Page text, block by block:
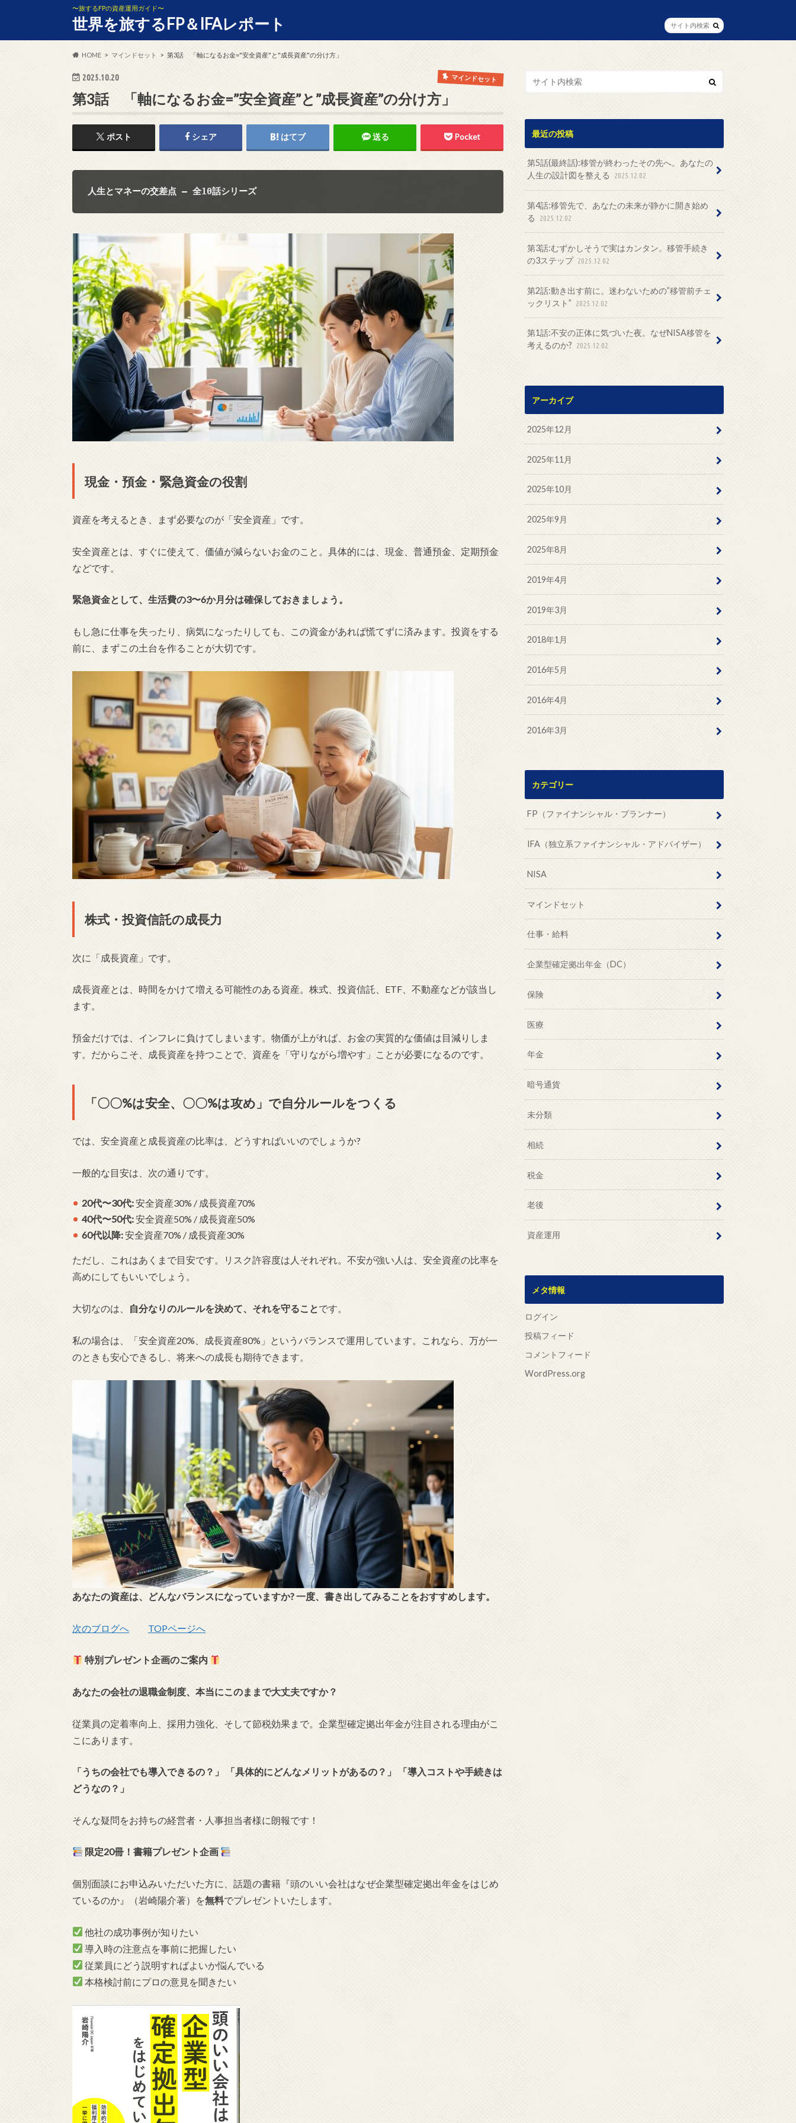
〜旅するFPの資産運用ガイド〜
世界を旅するFP＆IFAレポート
HOME マインドセット 第3話 「軸になるお金="安全資産"と"成長資産"の分け方」
2025.10.20 マインドセット
第3話 「軸になるお金=”安全資産”と”成長資産”の分け方」
ポスト シェア はてブ 送る Pocket
人生とマネーの交差点 ― 全10話シリーズ
現金・預金・緊急資金の役割
資産を考えるとき、まず必要なのが「安全資産」です。
安全資産とは、すぐに使えて、価値が減らないお金のこと。具体的には、現金、普通預金、定期預金
などです。
緊急資金として、生活費の3〜6か月分は確保しておきましょう。
もし急に仕事を失ったり、病気になったりしても、この資金があれば慌てずに済みます。投資をする
前に、まずこの土台を作ることが大切です。
株式・投資信託の成長力
次に「成長資産」です。
成長資産とは、時間をかけて増える可能性のある資産。株式、投資信託、ETF、不動産などが該当し
ます。
預金だけでは、インフレに負けてしまいます。物価が上がれば、お金の実質的な価値は目減りしま
す。だからこそ、成長資産を持つことで、資産を「守りながら増やす」ことが必要になるのです。
「〇〇%は安全、〇〇%は攻め」で自分ルールをつくる
では、安全資産と成長資産の比率は、どうすればいいのでしょうか?
一般的な目安は、次の通りです。
20代〜30代:安全資産30% / 成長資産70%
40代〜50代:安全資産50% / 成長資産50%
60代以降:安全資産70% / 成長資産30%
ただし、これはあくまで目安です。リスク許容度は人それぞれ。不安が強い人は、安全資産の比率を
高めにしてもいいでしょう。
大切なのは、 自分なりのルールを決めて、それを守ることです。
私の場合は、「安全資産20%、成長資産80%」というバランスで運用しています。これなら、万が一
のときも安心できるし、将来への成長も期待できます。
あなたの資産は、どんなバランスになっていますか?一度、書き出してみることをおすすめします。
次のブログへ TOPページへ
特別プレゼント企画のご案内
あなたの会社の退職金制度、本当にこのままで大丈夫ですか？
従業員の定着率向上、採用力強化、そして節税効果まで。企業型確定拠出年金が注目される理由がこ
こにあります。
「うちの会社でも導入できるの？」 「具体的にどんなメリットがあるの？」 「導入コストや手続きは
どうなの？」
そんな疑問をお持ちの経営者・人事担当者様に朗報です！
限定20冊！書籍プレゼント企画
個別面談にお申込みいただいた方に、話題の書籍『頭のいい会社はなぜ企業型確定拠出年金をはじめ
ているのか』（岩崎陽介著）を無料でプレゼントいたします。
他社の成功事例が知りたい
導入時の注意点を事前に把握したい
従業員にどう説明すればよいか悩んでいる
本格検討前にプロの意見を聞きたい
最近の投稿
第5話(最終話):移管が終わったその先へ。あなたの
人生の設計図を整える
2025.12.02
第4話:移管先で、あなたの未来が静かに開き始め
る
2025.12.02
第3話:むずかしそうで実はカンタン。移管手続き
の3ステップ 2025.12.02
第2話:動き出す前に。迷わないための”移管前チェ
ックリスト”
2025.12.02
第1話:不安の正体に気づいた夜。なぜNISA移管を
考えるのか?
2025.12.02
アーカイブ
2025年12月
2025年11月
2025年10月
2025年9月
2025年8月
2019年4月
2019年3月
2018年1月
2016年5月
2016年4月
2016年3月
カテゴリー
FP（ファイナンシャル・プランナー）
IFA（独立系ファイナンシャル・アドバイザー）
NISA
マインドセット
仕事・給料
企業型確定拠出年金（DC）
保険
医療
年金
暗号通貨
未分類
相続
税金
老後
資産運用
メタ情報
ログイン
投稿フィード
コメントフィード
WordPress.org